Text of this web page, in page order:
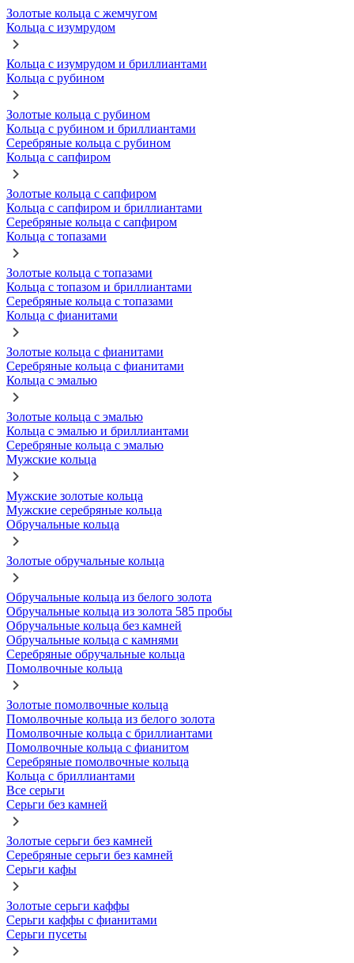
Золотые кольца с жемчугом
Кольца с изумрудом
Кольца с изумрудом и бриллиантами
Кольца с рубином
Золотые кольца с рубином
Кольца с рубином и бриллиантами
Серебряные кольца с рубином
Кольца с сапфиром
Золотые кольца с сапфиром
Кольца с сапфиром и бриллиантами
Серебряные кольца с сапфиром
Кольца с топазами
Золотые кольца с топазами
Кольца с топазом и бриллиантами
Серебряные кольца с топазами
Кольца с фианитами
Золотые кольца с фианитами
Серебряные кольца с фианитами
Кольца с эмалью
Золотые кольца с эмалью
Кольца с эмалью и бриллиантами
Серебряные кольца с эмалью
Мужские кольца
Мужские золотые кольца
Мужские серебряные кольца
Обручальные кольца
Золотые обручальные кольца
Обручальные кольца из белого золота
Обручальные кольца из золота 585 пробы
Обручальные кольца без камней
Обручальные кольца с камнями
Серебряные обручальные кольца
Помолвочные кольца
Золотые помолвочные кольца
Помолвочные кольца из белого золота
Помолвочные кольца с бриллиантами
Помолвочные кольца с фианитом
Серебряные помолвочные кольца
Кольца с бриллиантами
Все серьги
Серьги без камней
Золотые серьги без камней
Серебряные серьги без камней
Серьги кафы
Золотые серьги каффы
Серьги каффы с фианитами
Серьги пусеты